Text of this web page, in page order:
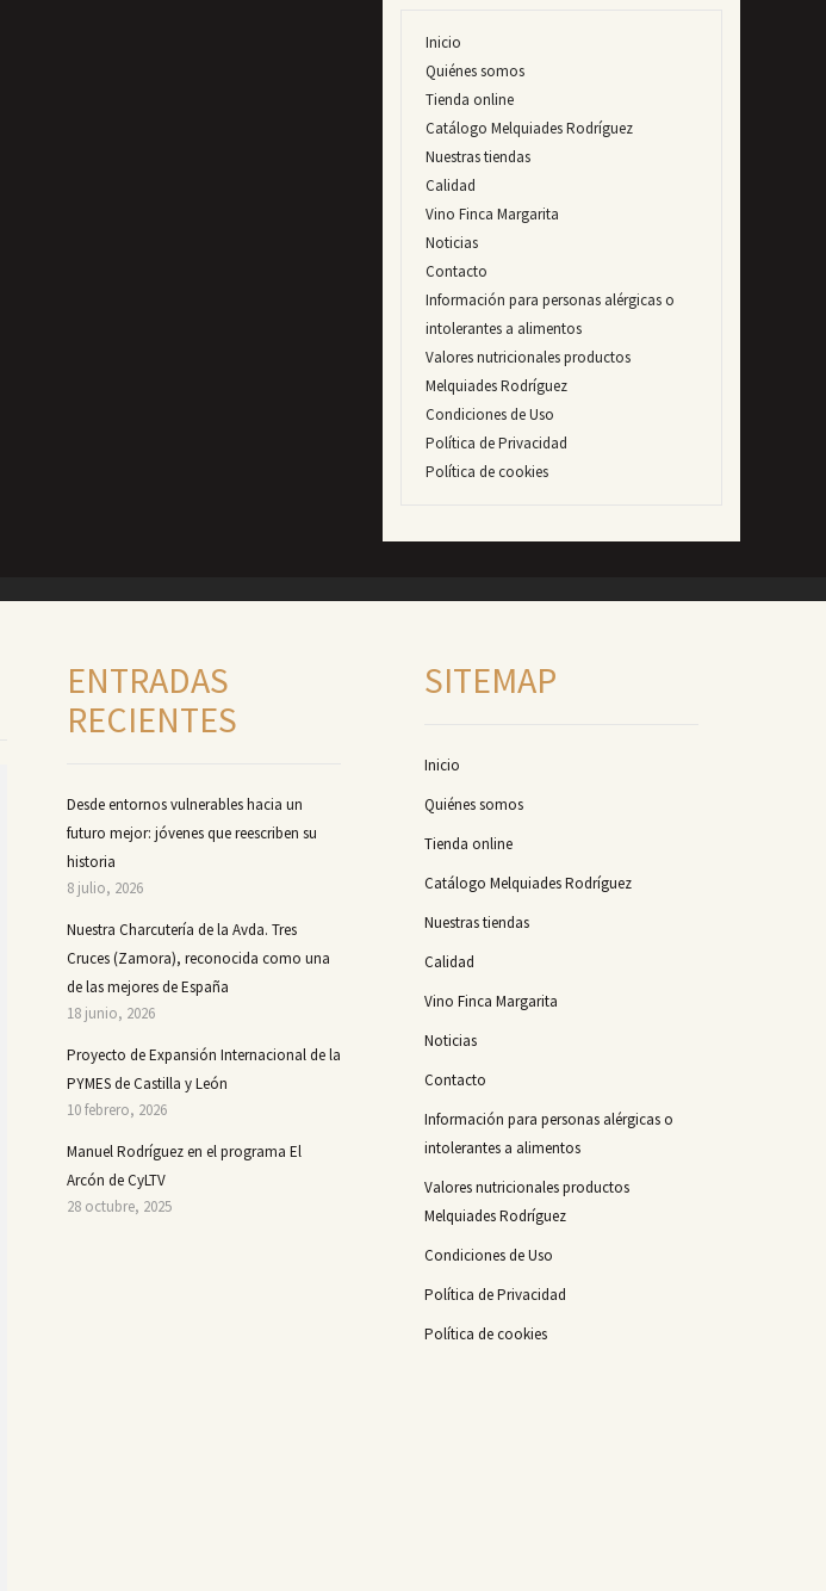
Inicio
Quiénes somos
Tienda online
Catálogo Melquiades Rodríguez
Nuestras tiendas
Calidad
Vino Finca Margarita
Noticias
Contacto
Información para personas alérgicas o
intolerantes a alimentos
Valores nutricionales productos
Melquiades Rodríguez
Condiciones de Uso
Política de Privacidad
Política de cookies
ENTRADAS
RECIENTES
Desde entornos vulnerables hacia un
futuro mejor: jóvenes que reescriben su
historia
8 julio, 2026
Nuestra Charcutería de la Avda. Tres
Cruces (Zamora), reconocida como una
de las mejores de España
18 junio, 2026
Proyecto de Expansión Internacional de la
PYMES de Castilla y León
10 febrero, 2026
Manuel Rodríguez en el programa El
Arcón de CyLTV
28 octubre, 2025
SITEMAP
Inicio
Quiénes somos
Tienda online
Catálogo Melquiades Rodríguez
Nuestras tiendas
Calidad
Vino Finca Margarita
Noticias
Contacto
Información para personas alérgicas o
intolerantes a alimentos
Valores nutricionales productos
Melquiades Rodríguez
Condiciones de Uso
Política de Privacidad
Política de cookies